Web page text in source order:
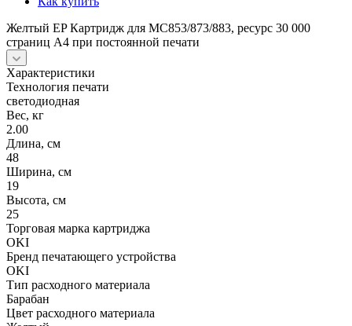
Желтый EP Картридж для MC853/873/883, ресурс 30 000
страниц А4 при постоянной печати
Характеристики
Технология печати
светодиодная
Вес, кг
2.00
Длина, см
48
Ширина, см
19
Высота, см
25
Торговая марка картриджа
OKI
Бренд печатающего устройства
OKI
Тип расходного материала
Барабан
Цвет расходного материала